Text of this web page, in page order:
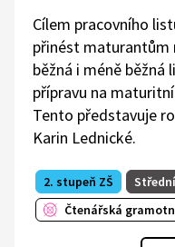
Cílem pracovního
přinést maturantům
běžná i méně
přípravu na
Tento představuje
Karin Lednické.
2. stupeň ZŠ
Čtenářská